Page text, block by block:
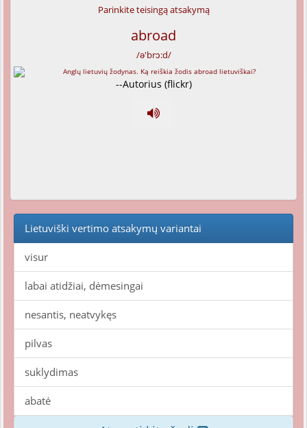
Parinkite teisingą atsakymą
abroad
/ə'brɔ:d/
--Autorius (flickr)
Lietuviški vertimo atsakymų variantai
visur
labai atidžiai, dėmesingai
nesantis, neatvykęs
pilvas
suklydimas
abatė